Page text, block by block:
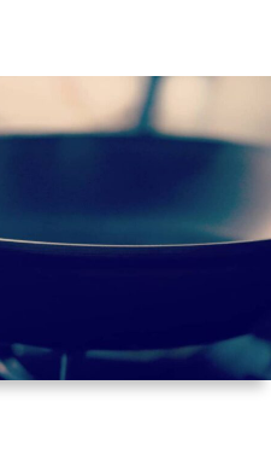
ー
ル
HP
マ
ガ
筆
セ
ミ
ナ
講